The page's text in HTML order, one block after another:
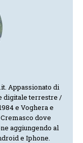
Appassionato di
digitale terrestre /
e Voghera e
dove
aggiungendo al
e Iphone.